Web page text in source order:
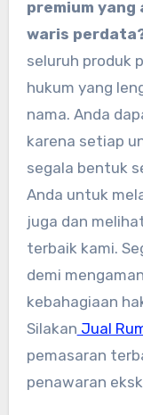
premium yang
waris
seluruh produk
hukum yang
nama. Anda
karena setiap
segala bentuk
Anda untuk
juga dan
terbaik kami.
demi
kebahagiaan
Silakan Jual
pemasaran
penawaran